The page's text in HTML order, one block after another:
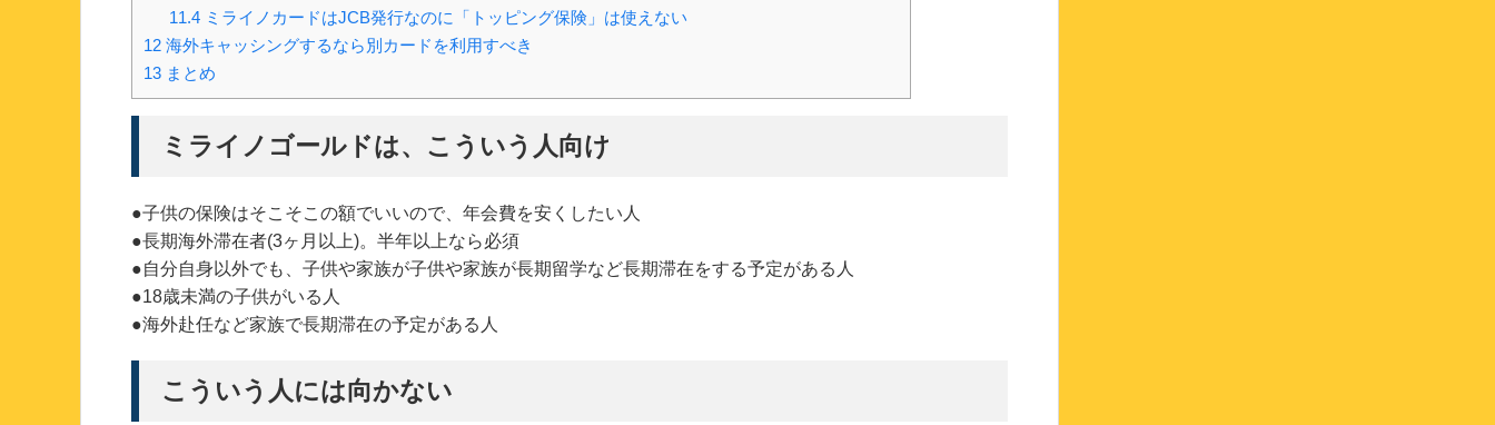
11.4ミライノカードはJCB発行なのに「トッピング保険」は使えない
12 海外キャッシングするなら別カードを利用すべき
13 まとめ
ミライノゴールドは、こういう人向け
●子供の保険はそこそこの額でいいので、年会費を安くしたい人
●長期海外滞在者(3ヶ月以上)。半年以上なら必須
●自分自身以外でも、子供や家族が子供や家族が長期留学など長期滞在をする予定がある人
●18歳未満の子供がいる人
●海外赴任など家族で長期滞在の予定がある人
こういう人には向かない